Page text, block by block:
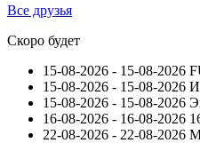
Все друзья
Скоро будет
15-08-2026 - 15-08-2026
15-08-2026 - 15-08-2026
15-08-2026 - 15-08-2026
16-08-2026 - 16-08-2026
22-08-2026 - 22-08-2026